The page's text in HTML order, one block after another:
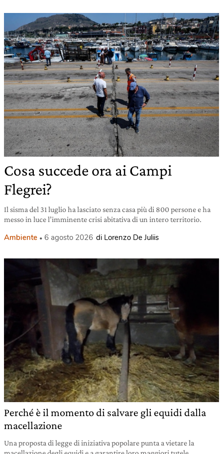
Cosa succede ora ai Campi
Flegrei?
Il sisma del 31 luglio ha lasciato senza casa più di 800 persone e ha
messo in luce l’imminente crisi abitativa di un intero territorio.
Ambiente 6 agosto 2026 di Lorenzo De Juliis
Perché è il momento di salvare gli equidi dalla
macellazione
Una proposta di legge di iniziativa popolare punta a vietare la